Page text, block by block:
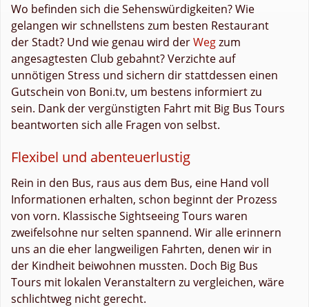
Wo befinden sich die Sehenswürdigkeiten? Wie
gelangen wir schnellstens zum besten Restaurant
der Stadt? Und wie genau wird derWegzum
angesagtesten Club gebahnt? Verzichte auf
unnötigen Stress und sichern dir stattdessen einen
Gutschein von Boni.tv, um bestens informiert zu
sein. Dank der vergünstigten Fahrt mit Big Bus Tours
beantworten sich alle Fragen von selbst.
Flexibel und abenteuerlustig
Rein in den Bus, raus aus dem Bus, eine Hand voll
Informationen erhalten, schon beginnt der Prozess
von vorn. Klassische Sightseeing Tours waren
zweifelsohne nur selten spannend. Wir alle erinnern
uns an die eher langweiligen Fahrten, denen wir in
der Kindheit beiwohnen mussten. Doch Big Bus
Tours mit lokalen Veranstaltern zu vergleichen, wäre
schlichtweg nicht gerecht.